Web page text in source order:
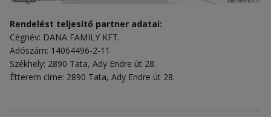
Rendelést teljesítő partner adatai:
Cégnév: DANA FAMILY KFT.
Adószám: 14064496-2-11
Székhely: 2890 Tata, Ady Endre út 28.
Étterem címe: 2890 Tata, Ady Endre út 28.